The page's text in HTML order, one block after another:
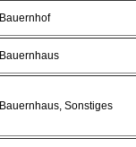
Bauernhof
Bauernhaus
Bauernhaus, Sonstiges